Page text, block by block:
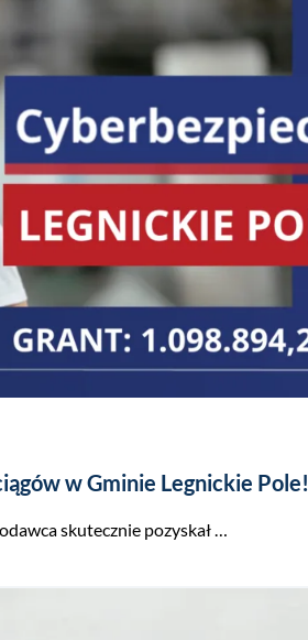
w Gminie Legnickie Pole!
skutecznie pozyskał …